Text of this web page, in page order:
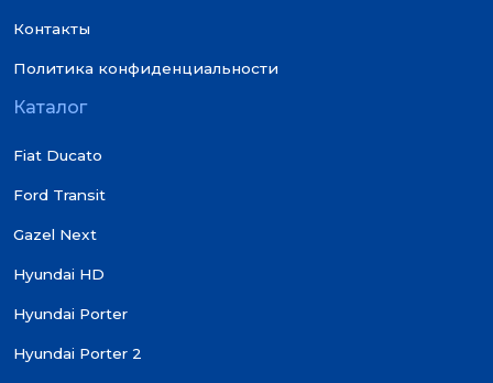
Контакты
Политика конфиденциальности
Каталог
Fiat Ducato
Ford Transit
Gazel Next
Hyundai HD
Hyundai Porter
Hyundai Porter 2